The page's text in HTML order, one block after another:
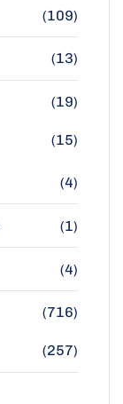
(109)
(13)
(19)
(15)
(4)
(1)
(4)
(716)
(257)